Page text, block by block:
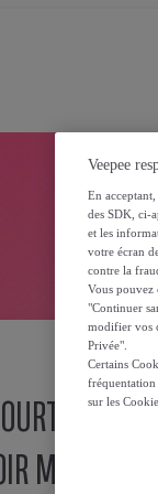
MISE ICI !
Veepee
En
des SDK, ci-
et les
votre écran
contre la
Vous pouvez
"Continuer
modifier vos
Privée".
Certains
fréquentation
sur les